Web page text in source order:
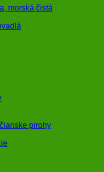
morská čistá
pirohy